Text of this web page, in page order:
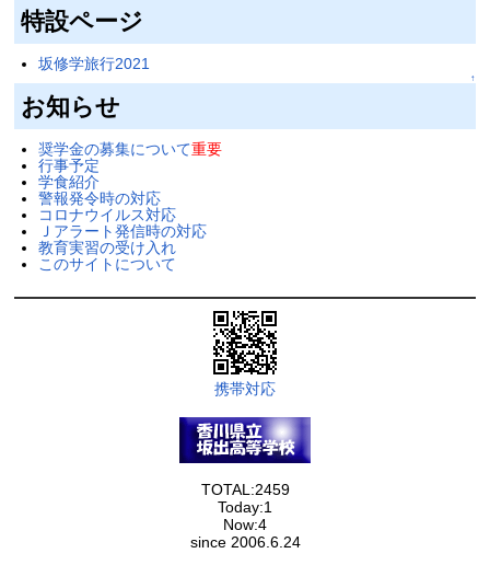
特設ページ
坂修学旅行2021
↑
お知らせ
奨学金の募集について重要
行事予定
学食紹介
警報発令時の対応
コロナウイルス対応
Ｊアラート発信時の対応
教育実習の受け入れ
このサイトについて
携帯対応
TOTAL:2459
Today:1
Now:4
since 2006.6.24